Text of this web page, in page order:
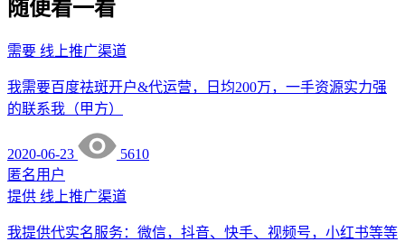
随便看一看
需要 线上推广渠道
我需要百度祛斑开户&代运营，日均200万，一手资源实力强
的联系我（甲方）
2020-06-23
5610
匿名用户
提供 线上推广渠道
我提供代实名服务：微信，抖音、快手、视频号，小红书等等